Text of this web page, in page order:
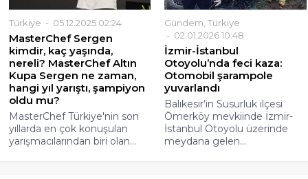
Türkiye 05.12.2025 02:24
MasterChef Sergen
kimdir, kaç yaşında,
nereli? MasterChef Altın
Kupa Sergen ne zaman,
hangi yıl yarıştı, şampiyon
oldu mu?
MasterChef Türkiye'nin son
yıllarda en çok konuşulan
yarışmacılarından biri olan...
Gündem ,Türkiye
02.01.2026 10:48
İzmir-İstanbul
Otoyolu’nda feci kaza:
Otomobil şarampole
yuvarlandı
Balıkesir’in Susurluk ilçesi
Ömerköy mevkiinde İzmir-
İstanbul Otoyolu üzerinde
meydana gelen...